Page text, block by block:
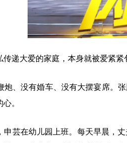
传递大爱的家庭，本身就被爱紧
炮、没有婚车、没有大摆宴席。
。
申芸在幼儿园上班。每天早晨，